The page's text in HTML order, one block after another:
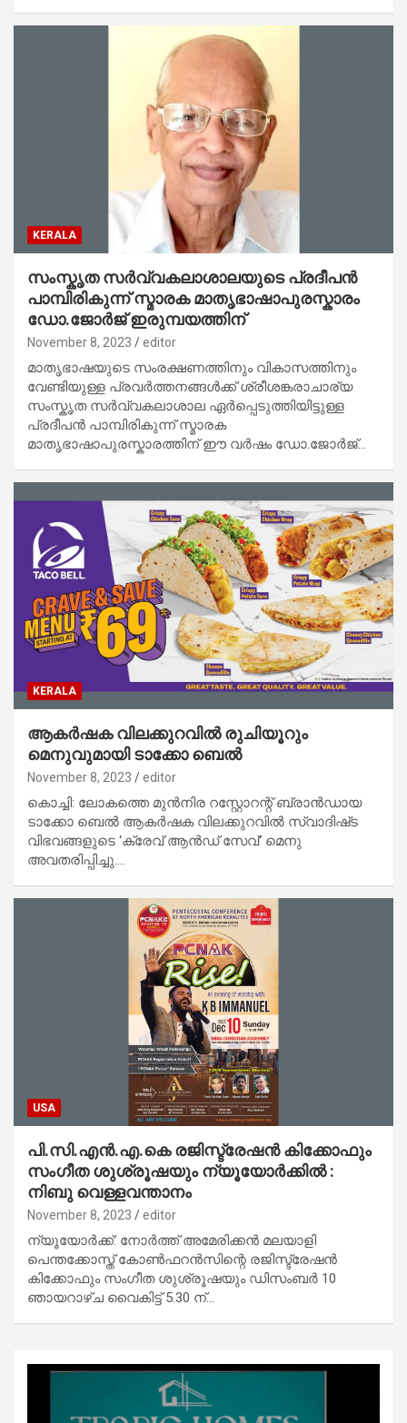
KERALA
സംസ്കൃത സർവ്വകലാശാലയുടെ പ്രദീപൻ
പാമ്പിരികുന്ന് സ്മാരക മാതൃഭാഷാപുരസ്കാരം
ഡോ.ജോർജ് ഇരുമ്പയത്തിന്
November 8, 2023 editor
മാതൃഭാഷയുടെ സംരക്ഷണത്തിനും വികാസത്തിനും
വേണ്ടിയുള്ള പ്രവർത്തനങ്ങൾക്ക് ശ്രീശങ്കരാചാര്യ
സംസ്കൃത സർവ്വകലാശാല ഏർപ്പെടുത്തിയിട്ടുള്ള
പ്രദീപൻ പാമ്പിരികുന്ന് സ്മാരക
മാതൃഭാഷാപുരസ്കാരത്തിന് ഈ വർഷം ഡോ.ജോർജ്…
KERALA
ആകർഷക വിലക്കുറവിൽ രുചിയൂറും
മെനുവുമായി ടാക്കോ ബെൽ
November 8, 2023 editor
കൊച്ചി: ലോകത്തെ മുൻനിര റസ്റ്റോറന്റ് ബ്രാൻഡായ
ടാക്കോ ബെൽ ആകർഷക വിലക്കുറവിൽ സ്വാദിഷ്‌ട
വിഭവങ്ങളുടെ ‘ക്രേവ് ആൻഡ് സേവ്’ മെനു
അവതരിപ്പിച്ചു.…
USA
പി.സി.എൻ.എ.കെ രജിസ്ട്രേഷൻ കിക്കോഫും
സംഗീത ശുശ്രൂഷയും ന്യൂയോർക്കിൽ :
നിബു വെള്ളവന്താനം
November 8, 2023 editor
ന്യൂയോർക്ക്: നോർത്ത് അമേരിക്കൻ മലയാളി
പെന്തക്കോസ്ത് കോൺഫറൻസിന്റെ രജിസ്ട്രേഷൻ
കിക്കോഫും സംഗീത ശുശ്രൂഷയും ഡിസംബർ 10
ഞായറാഴ്ച വൈകിട്ട് 5.30 ന്…